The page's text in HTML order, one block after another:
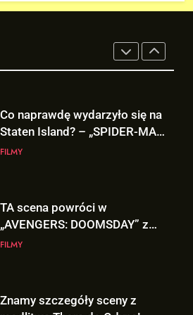
Staten Island? – „SPIDER-MAN:
TA scena powróci w
„AVENGERS: DOOMSDAY” z
Pepper Potts w roli głównej!
FILMY
Znamy szczegóły sceny z
modlitwą Thora do Odyna! –
„AVENGERS: DOOMSDAY”
FILMY
Kit Connor dołączy do obsady